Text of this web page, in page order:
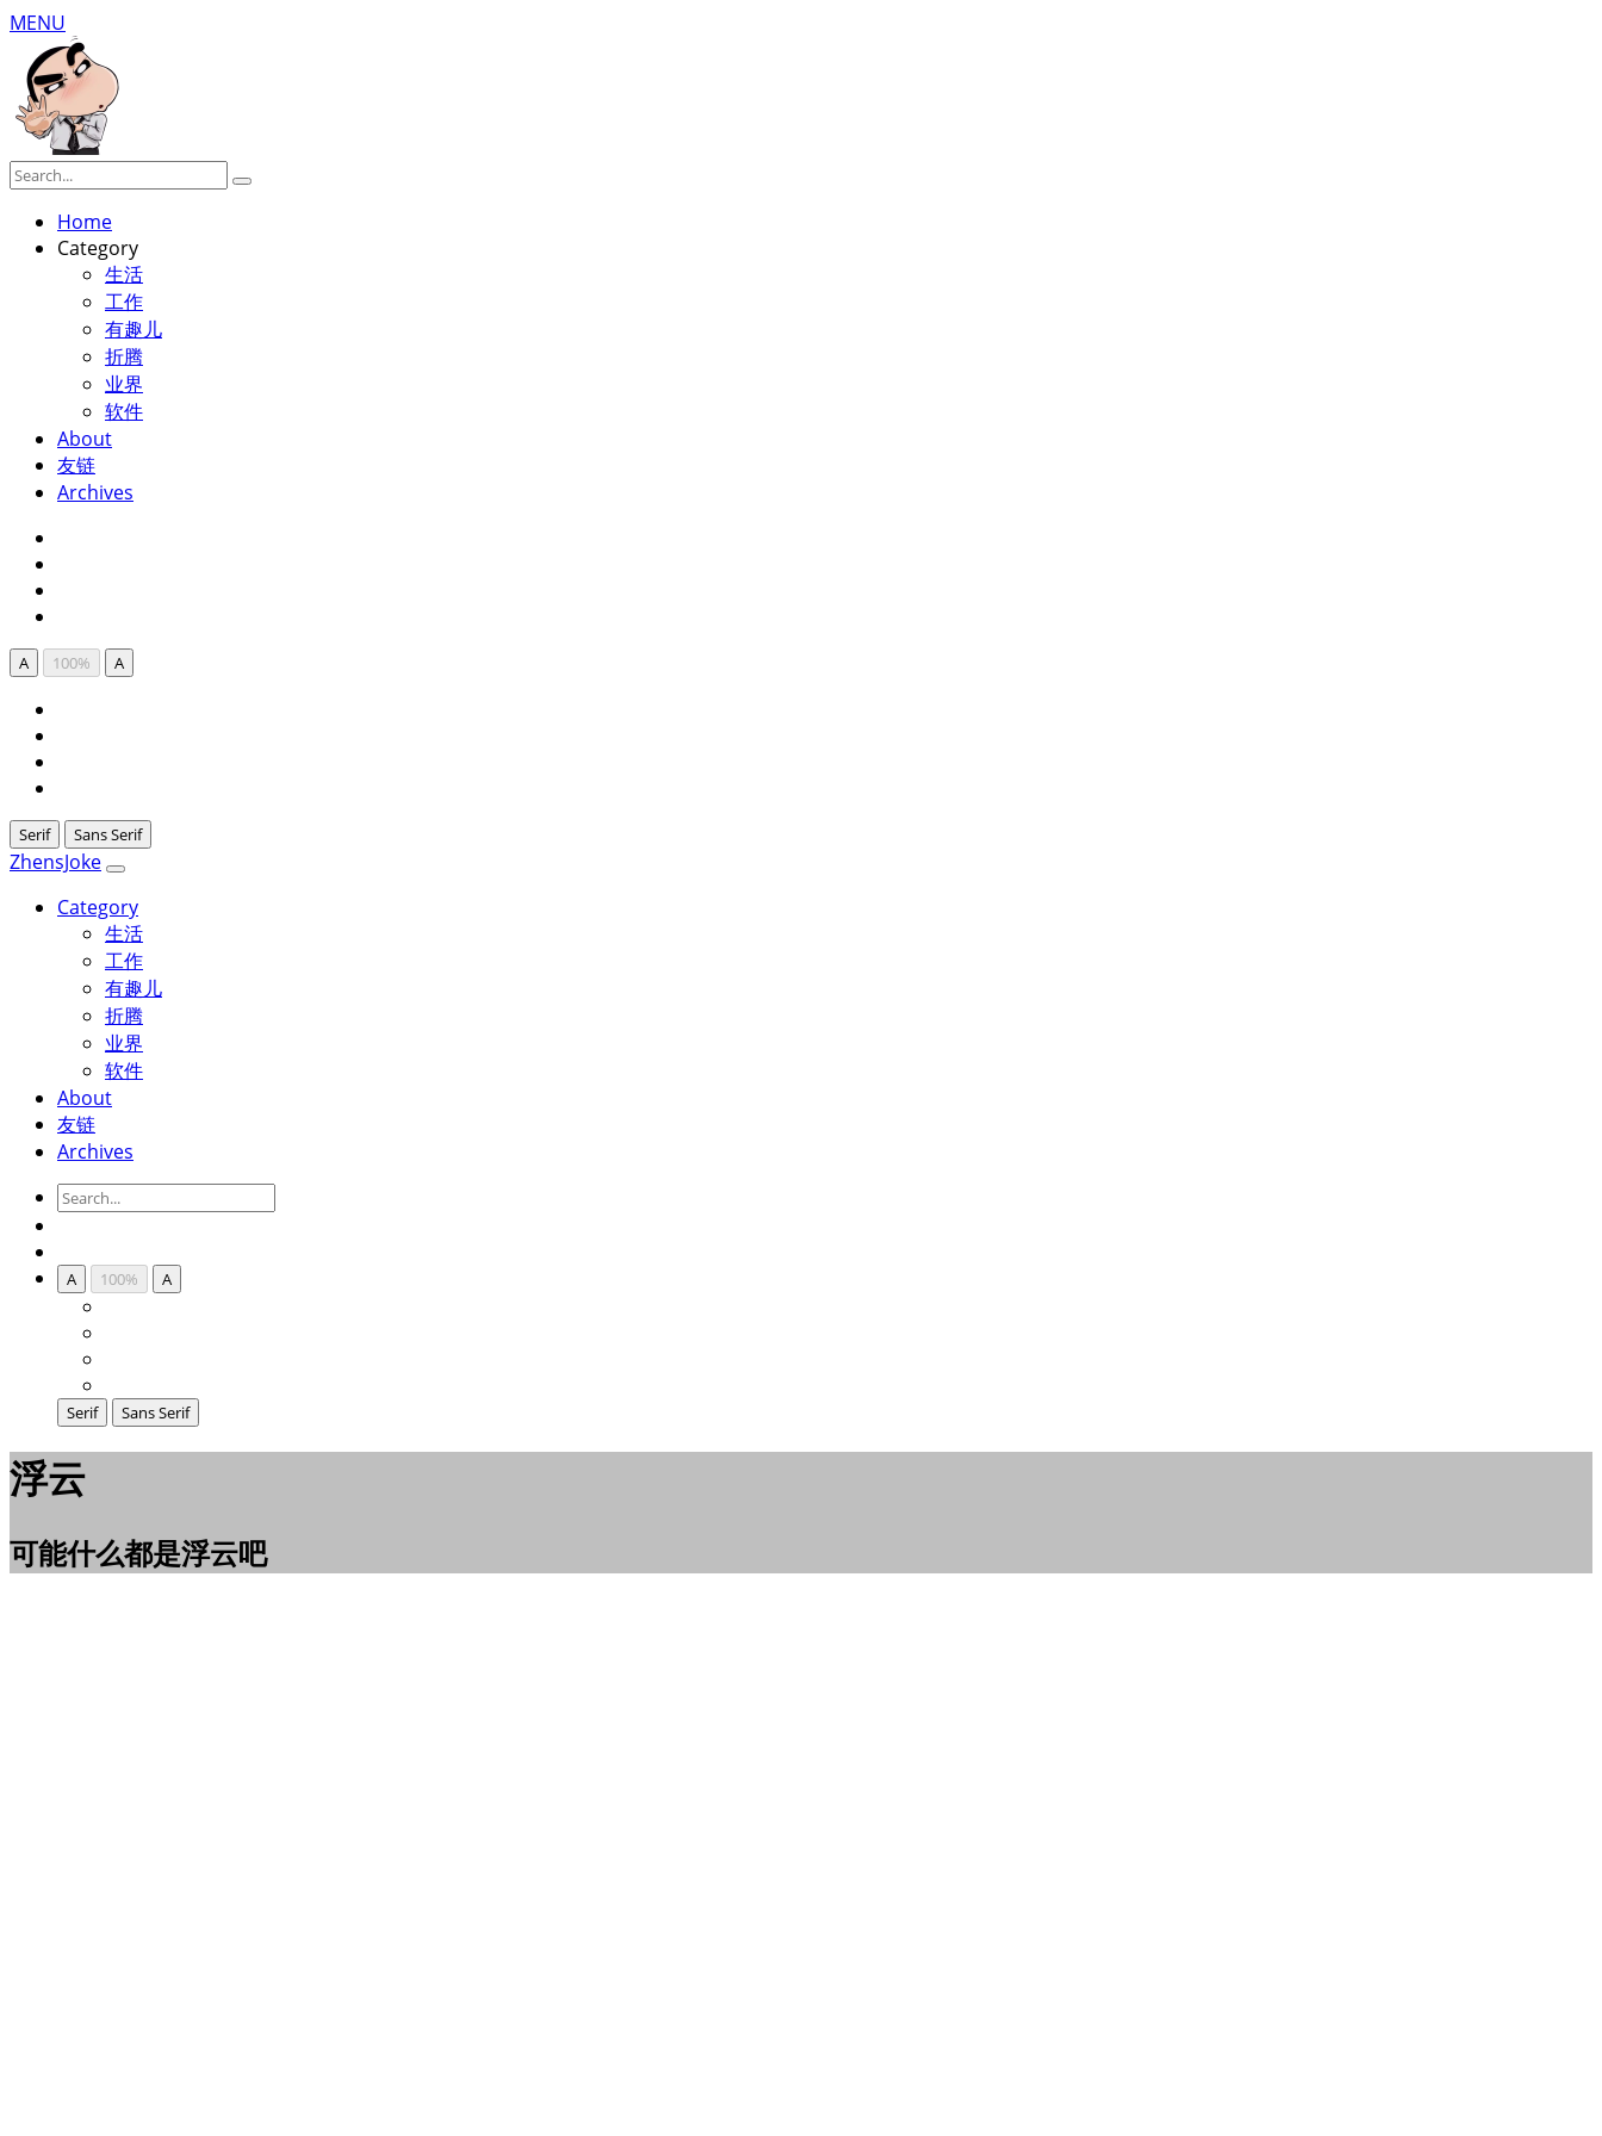
MENU
Home
Category
生活
工作
有趣儿
折腾
业界
软件
About
友链
Archives
A 100% A
Serif Sans Serif
ZhensJoke
Category
生活
工作
有趣儿
折腾
业界
软件
About
友链
Archives
A 100% A
Serif Sans Serif
浮云
可能什么都是浮云吧